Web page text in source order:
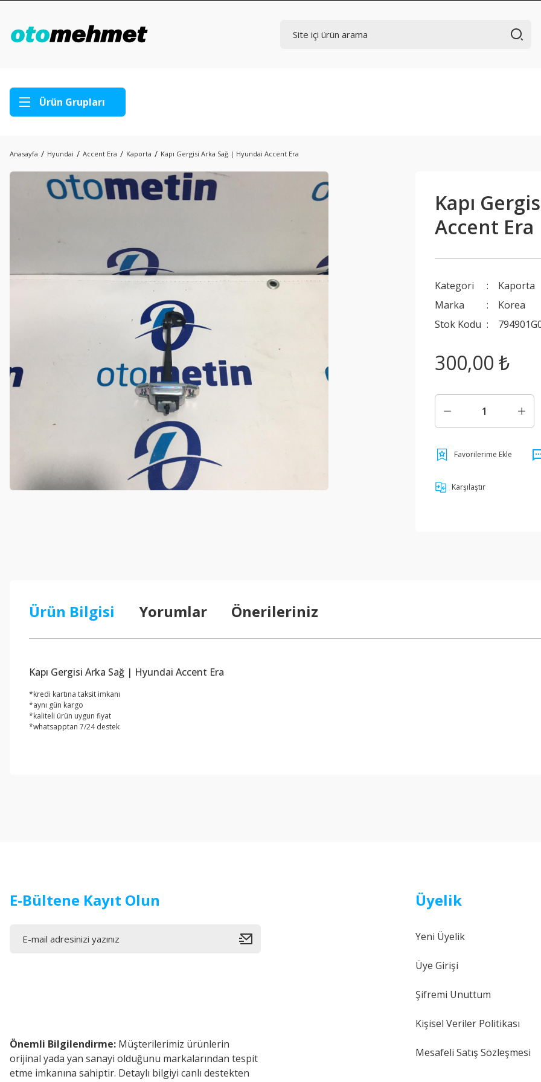
Ürün Grupları
Anasayfa Hyundai Accent Era Kaporta Kapı Gergisi Arka Sağ | Hyundai Accent Era
Kapı
Accent Era
Kategori
Kaporta
Marka
Korea
Stok Kodu
300,00 ₺
Karşılaştır
Ürün Bilgisi Yorumlar Önerileriniz
Kapı Gergisi Arka Sağ | Hyundai Accent Era
*kredi kartına taksit imkanı
*aynı gün kargo
*kaliteli ürün uygun fiyat
*whatsapptan 7/24 destek
E-Bültene Kayıt Olun
Önemli Bilgilendirme: Müşterilerimiz ürünlerin
orijinal yada yan sanayi olduğunu markalarından tespit
etme imkanına sahiptir. Detaylı bilgiyi canlı destekten
Üyelik
Yeni Üyelik
Üye Girişi
Şifremi Unuttum
Kişisel Veriler Politikası
Mesafeli Satış Sözleşmesi